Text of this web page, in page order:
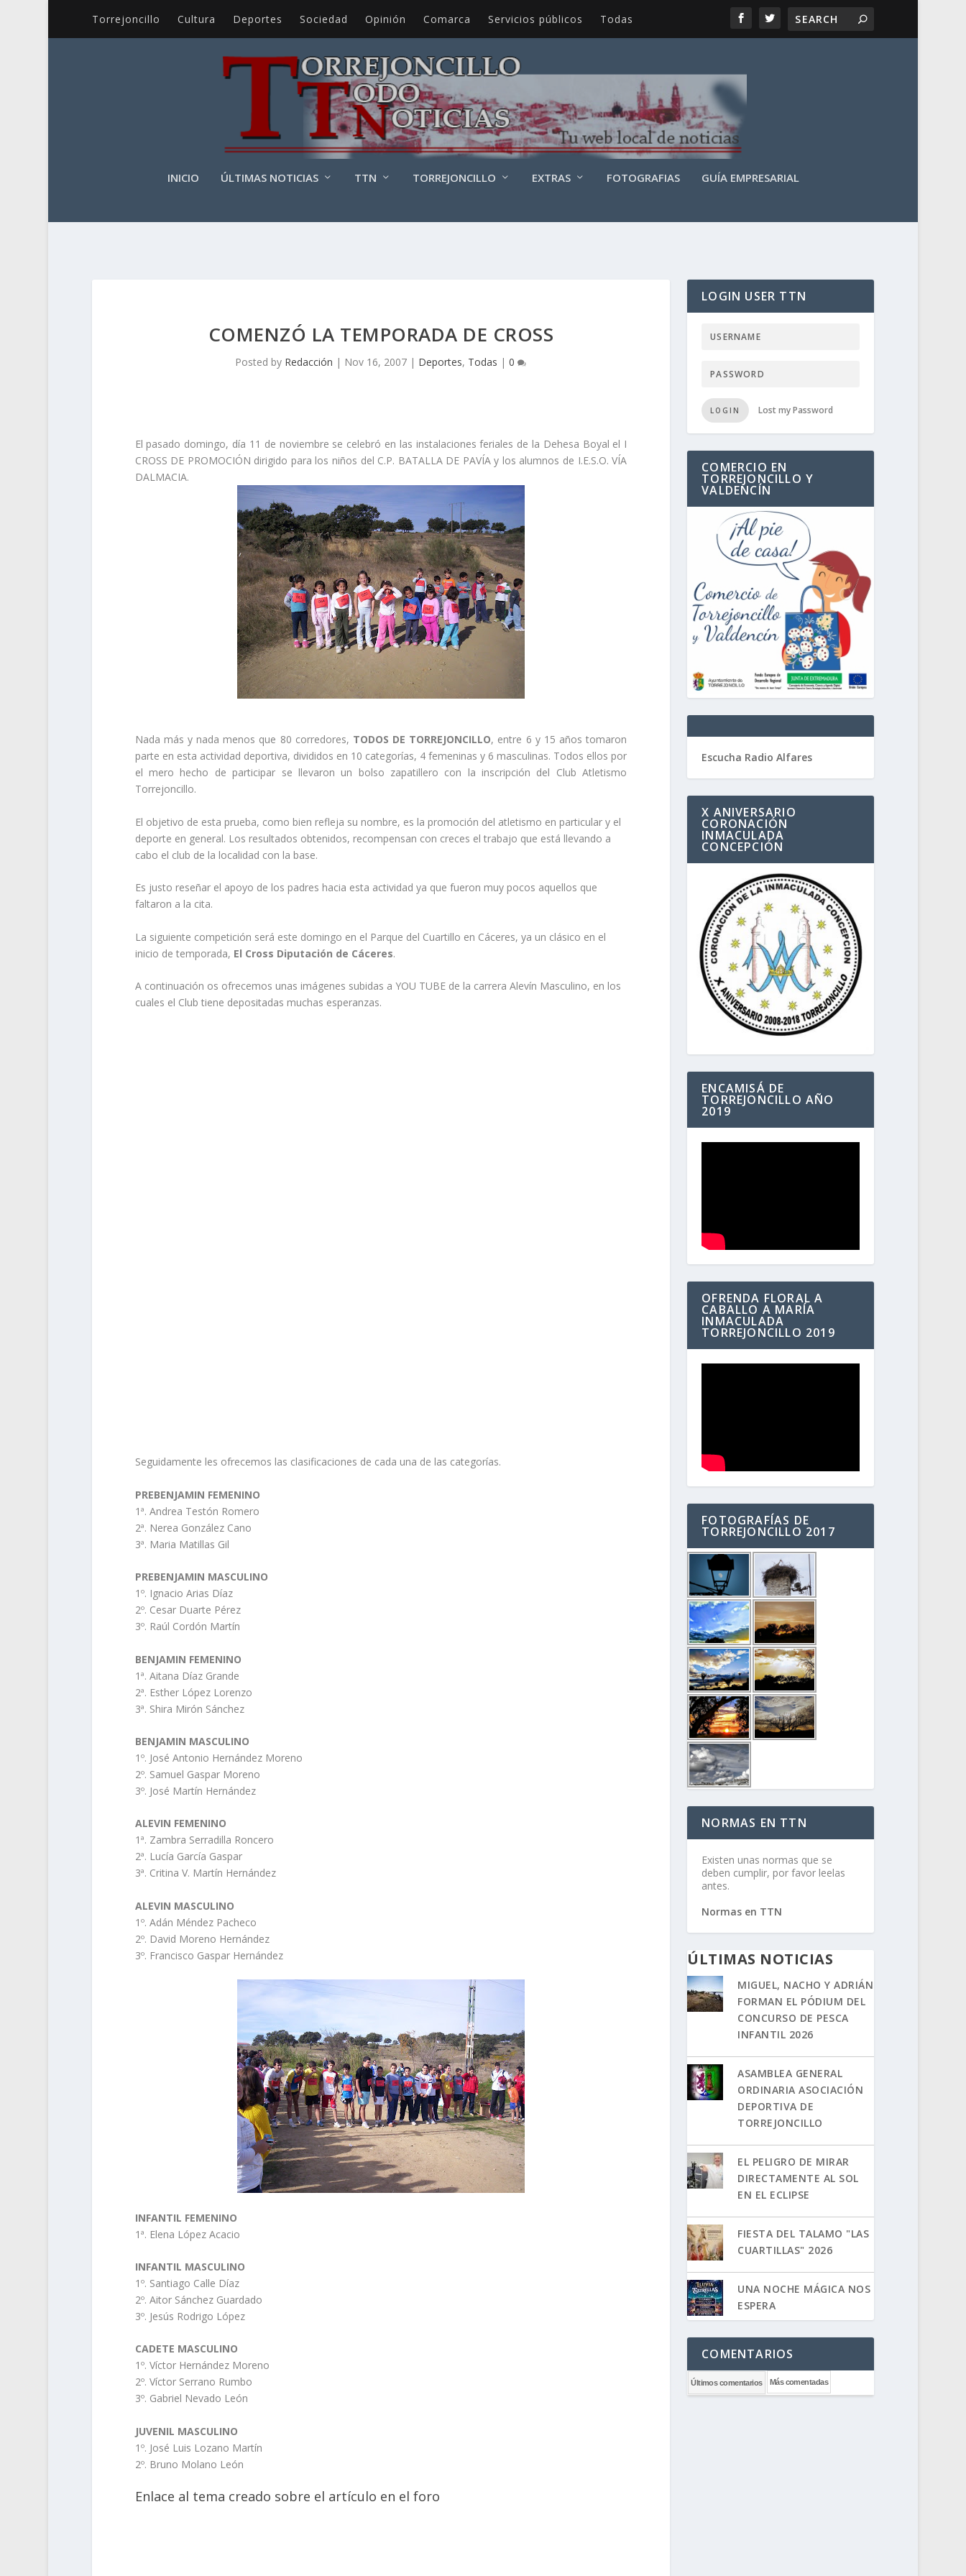
Torrejoncillo Cultura Deportes Sociedad Opinión Comarca Servicios públicos Todas
INICIO ÚLTIMAS NOTICIAS TTN TORREJONCILLO EXTRAS FOTOGRAFIAS GUÍA EMPRESARIAL
COMENZÓ LA TEMPORADA DE CROSS
Posted by Redacción | Nov 16, 2007 | Deportes, Todas |0
El pasado domingo, día 11 de noviembre se celebró en las instalaciones feriales de la Dehesa Boyal el I
CROSS DE PROMOCIÓN dirigido para los niños del C.P. BATALLA DE PAVÍA y los alumnos de I.E.S.O. VÍA
DALMACIA.
Nada más y nada menos que 80 corredores, TODOS DE TORREJONCILLO, entre 6 y 15 años tomaron
parte en esta actividad deportiva, divididos en 10 categorías, 4 femeninas y 6 masculinas. Todos ellos por
el mero hecho de participar se llevaron un bolso zapatillero con la inscripción del Club Atletismo
Torrejoncillo.
El objetivo de esta prueba, como bien refleja su nombre, es la promoción del atletismo en particular y el
deporte en general. Los resultados obtenidos, recompensan con creces el trabajo que está llevando a
cabo el club de la localidad con la base.
Es justo reseñar el apoyo de los padres hacia esta actividad ya que fueron muy pocos aquellos que
faltaron a la cita.
La siguiente competición será este domingo en el Parque del Cuartillo en Cáceres, ya un clásico en el
inicio de temporada, El Cross Diputación de Cáceres.
A continuación os ofrecemos unas imágenes subidas a YOU TUBE de la carrera Alevín Masculino, en los
cuales el Club tiene depositadas muchas esperanzas.
Seguidamente les ofrecemos las clasificaciones de cada una de las categorías.
PREBENJAMIN FEMENINO
1ª. Andrea Testón Romero
2ª. Nerea González Cano
3ª. Maria Matillas Gil
PREBENJAMIN MASCULINO
1º. Ignacio Arias Díaz
2º. Cesar Duarte Pérez
3º. Raúl Cordón Martín
BENJAMIN FEMENINO
1ª. Aitana Díaz Grande
2ª. Esther López Lorenzo
3ª. Shira Mirón Sánchez
BENJAMIN MASCULINO
1º. José Antonio Hernández Moreno
2º. Samuel Gaspar Moreno
3º. José Martín Hernández
ALEVIN FEMENINO
1ª. Zambra Serradilla Roncero
2ª. Lucía García Gaspar
3ª. Critina V. Martín Hernández
ALEVIN MASCULINO
1º. Adán Méndez Pacheco
2º. David Moreno Hernández
3º. Francisco Gaspar Hernández
INFANTIL FEMENINO
1ª. Elena López Acacio
INFANTIL MASCULINO
1º. Santiago Calle Díaz
2º. Aitor Sánchez Guardado
3º. Jesús Rodrigo López
CADETE MASCULINO
1º. Víctor Hernández Moreno
2º. Víctor Serrano Rumbo
3º. Gabriel Nevado León
JUVENIL MASCULINO
1º. José Luis Lozano Martín
2º. Bruno Molano León
Enlace al tema creado sobre el artículo en el foro
LOGIN USER TTN
LOGIN Lost my Password
COMERCIO EN
TORREJONCILLO Y
VALDENCÍN
Escucha Radio Alfares
X ANIVERSARIO
CORONACIÓN
INMACULADA
CONCEPCIÓN
ENCAMISÁ DE
TORREJONCILLO AÑO
2019
OFRENDA FLORAL A
CABALLO A MARÍA
INMACULADA
TORREJONCILLO 2019
FOTOGRAFÍAS DE
TORREJONCILLO 2017
NORMAS EN TTN
Existen unas normas que se
deben cumplir, por favor leelas
antes.
Normas en TTN
ÚLTIMAS NOTICIAS
MIGUEL, NACHO Y ADRIÁN
FORMAN EL PÓDIUM DEL
CONCURSO DE PESCA
INFANTIL 2026
ASAMBLEA GENERAL
ORDINARIA ASOCIACIÓN
DEPORTIVA DE
TORREJONCILLO
EL PELIGRO DE MIRAR
DIRECTAMENTE AL SOL
EN EL ECLIPSE
FIESTA DEL TALAMO "LAS
CUARTILLAS" 2026
UNA NOCHE MÁGICA NOS
ESPERA
COMENTARIOS
Últimos comentarios Más comentadas